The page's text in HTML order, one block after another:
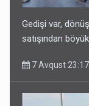
Gedişi var,
satışından
7 Avqust 23:17